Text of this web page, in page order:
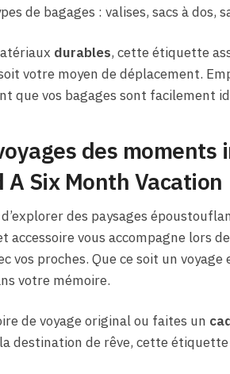
de bagages : valises, sacs à dos,
durables, cette étiquette
votre moyen de déplacement.
que vos bagages sont facilement
des
A Six Month Vacation
des paysages
accessoire vous accompagne lors
vos proches. Que ce soit un
votre mémoire.
de voyage original ou faites un
destination de rêve, cette